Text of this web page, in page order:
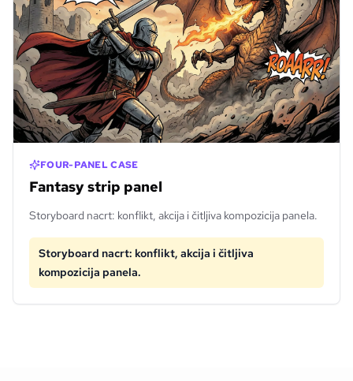
FOUR-PANEL CASE
Fantasy strip panel
Storyboard nacrt: konflikt, akcija i čitljiva kompozicija panela.
Storyboard nacrt: konflikt, akcija i čitljiva
kompozicija panela.